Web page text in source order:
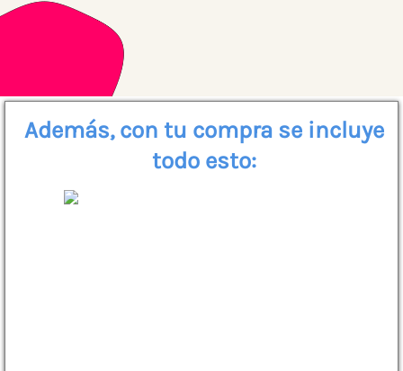
Además, con tu compra se incluye
todo esto: